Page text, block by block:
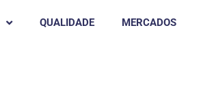
QUALIDADE MERCADOS